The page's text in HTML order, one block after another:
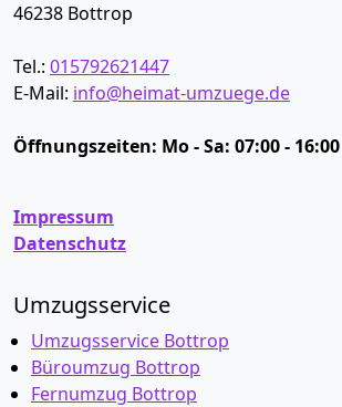
46238 Bottrop
Tel.: 015792621447
E-Mail: info@heimat-umzuege.de
Öffnungszeiten: Mo - Sa: 07:00 -
Impressum
Datenschutz
Umzugsservice
Umzugsservice Bottrop
Büroumzug Bottrop
Fernumzug Bottrop